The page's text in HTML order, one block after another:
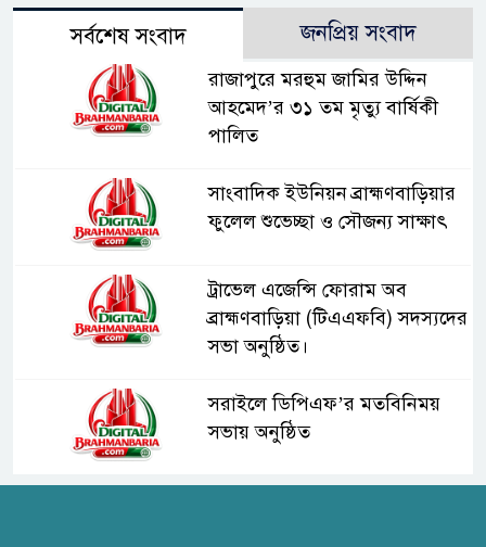
সর্বশেষ সংবাদ জনপ্রিয় সংবাদ
রাজাপুরে মরহুম জামির উদ্দিন
আহমেদ’র ৩১ তম মৃত্যু বার্ষিকী
পালিত
সাংবাদিক ইউনিয়ন ব্রাহ্মণবাড়িয়ার
ফুলেল শুভেচ্ছা ও সৌজন্য সাক্ষাৎ
ট্রাভেল এজেন্সি ফোরাম অব
ব্রাহ্মণবাড়িয়া (টিএএফবি) সদস্যদের
সভা অনুষ্ঠিত।
সরাইলে ডিপিএফ’র মতবিনিময়
সভায় অনুষ্ঠিত